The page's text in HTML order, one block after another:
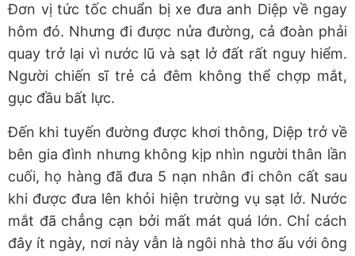
Đơn vị tức tốc chuẩn bị xe đưa anh Diệp về ngay
hôm đó. Nhưng đi được nửa đường, cả đoàn phải
quay trở lại vì nước lũ và sạt lở đất rất nguy hiểm.
Người chiến sĩ trẻ cả đêm không thể chợp mắt,
gục đầu bất lực.
Đến khi tuyến đường được khơi thông, Diệp trở về
bên gia đình nhưng không kịp nhìn người thân lần
cuối, họ hàng đã đưa 5 nạn nhân đi chôn cất sau
khi được đưa lên khỏi hiện trường vụ sạt lở. Nước
mắt đã chẳng cạn bởi mất mát quá lớn. Chỉ cách
đây ít ngày, nơi này vẫn là ngôi nhà thơ ấu với ông